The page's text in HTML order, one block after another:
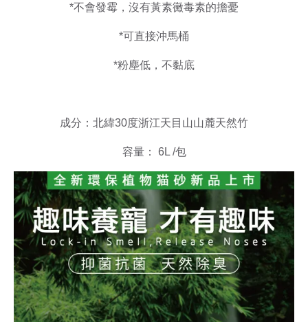
*不會發霉，沒有黃素黴毒素的擔憂
*可直接沖馬桶
*粉塵低，不黏底
成分：北緯30度浙江天目山山麓天然竹
容量： 6L /包